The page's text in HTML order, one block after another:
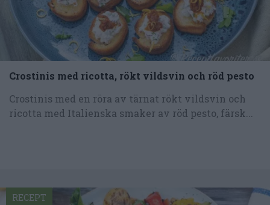
Crostinis med ricotta, rökt vildsvin och röd pesto
Crostinis med en röra av tärnat rökt vildsvin och
ricotta med Italienska smaker av röd pesto, färsk...
RECEPT